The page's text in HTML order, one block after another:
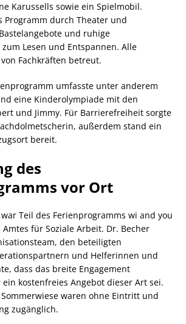
Karussells sowie ein Spielmobil.
Programm durch Theater und
und ruhige
Lesen und Entspannen. Alle
Fachkräften betreut.
umfasste unter anderem
eine Kinderolympiade mit den
und Jimmy. Für Barrierefreiheit sorgte
außerdem stand ein
bereit.
des
vor Ort
Teil des Ferienprogramms wi and you
Amtes für Soziale Arbeit. Dr. Becher
den beteiligten
und Helferinnen und
dass das breite Engagement
kostenfreies Angebot dieser Art sei.
waren ohne Eintritt und
zugänglich.